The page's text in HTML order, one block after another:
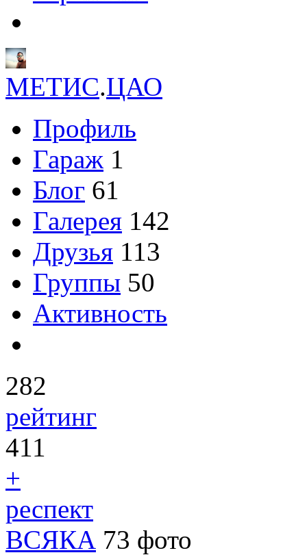
МЕТИС.ЦАО
Профиль
Гараж 1
Блог 61
Галерея 142
Друзья 113
Группы 50
Активность
282
рейтинг
411
+
респект
ВСЯКА 73 фото